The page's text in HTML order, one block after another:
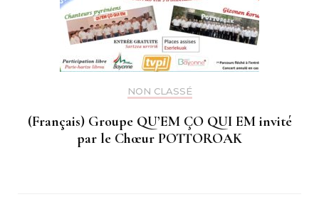
NON CLASSÉ
(Français) Groupe QU’EM ÇO QUI EM invité
par le Chœur POTTOROAK